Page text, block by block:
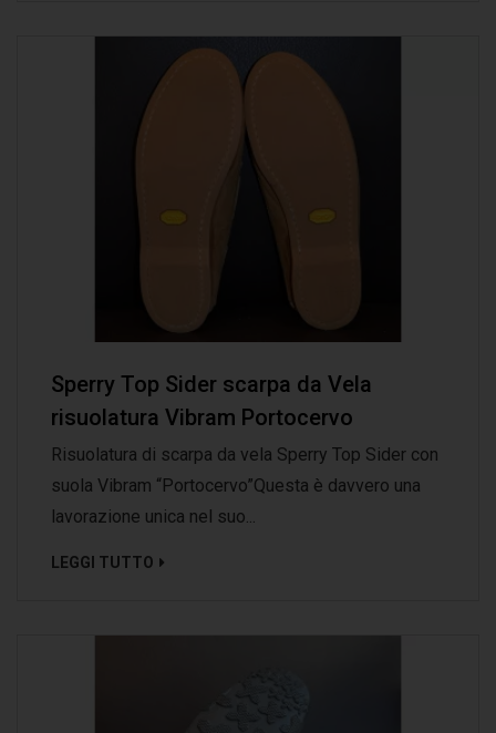
Sperry Top Sider scarpa da Vela
risuolatura Vibram Portocervo
Risuolatura di scarpa da vela Sperry Top Sider con
suola Vibram “Portocervo”Questa è davvero una
lavorazione unica nel suo...
LEGGI TUTTO